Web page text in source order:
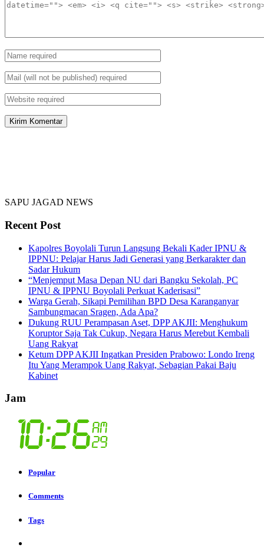
SAPU JAGAD NEWS
Recent Post
Kapolres Boyolali Turun Langsung Bekali Kader IPNU &
IPPNU: Pelajar Harus Jadi Generasi yang Berkarakter dan
Sadar Hukum
“Menjemput Masa Depan NU dari Bangku Sekolah, PC
IPNU & IPPNU Boyolali Perkuat Kaderisasi”
Warga Gerah, Sikapi Pemilihan BPD Desa Karanganyar
Sambungmacan Sragen, Ada Apa?
Dukung RUU Perampasan Aset, DPP AKJII: Menghukum
Koruptor Saja Tak Cukup, Negara Harus Merebut Kembali
Uang Rakyat
Ketum DPP AKJII Ingatkan Presiden Prabowo: Londo Ireng
Itu Yang Merampok Uang Rakyat, Sebagian Pakai Baju
Kabinet
Jam
Popular
Comments
Tags